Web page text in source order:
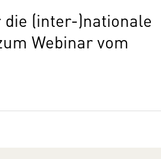
(inter-)nationale
Webinar vom